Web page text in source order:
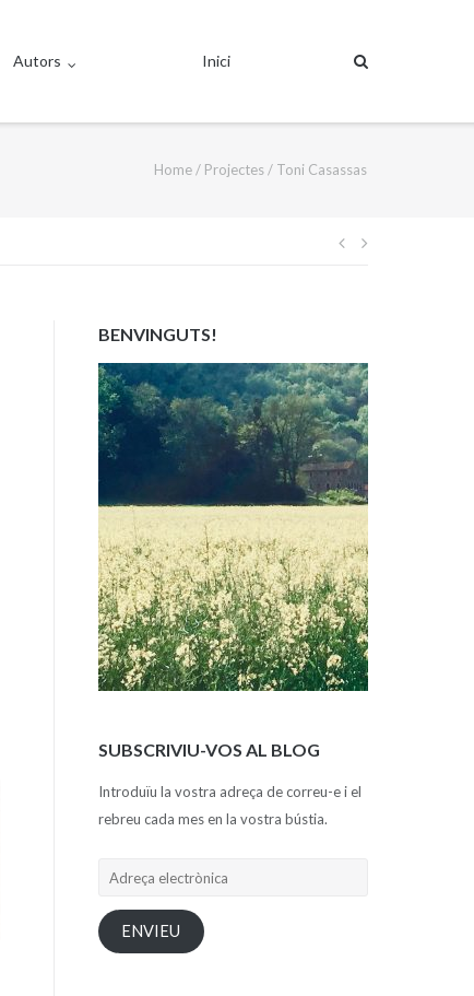
Autors Inici
Home/ Projectes/ Toni Casassas
Navegació
BENVINGUTS!
SUBSCRIVIU-VOS AL BLOG
Introduïu la vostra adreça de correu-e i el
rebreu cada mes en la vostra bústia.
Adreça
ENVIEU